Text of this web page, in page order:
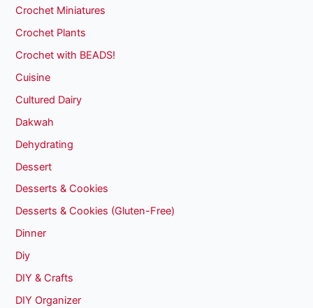
Crochet Miniatures
Crochet Plants
Crochet with BEADS!
Cuisine
Cultured Dairy
Dakwah
Dehydrating
Dessert
Desserts & Cookies
Desserts & Cookies (Gluten-Free)
Dinner
Diy
DIY & Crafts
DIY Organizer